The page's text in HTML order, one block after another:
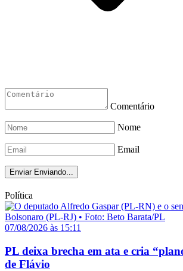
Comentário
Nome
Email
Enviar Enviando...
Política
07/08/2026 às 15:11
PL deixa brecha em ata e cria
de Flávio